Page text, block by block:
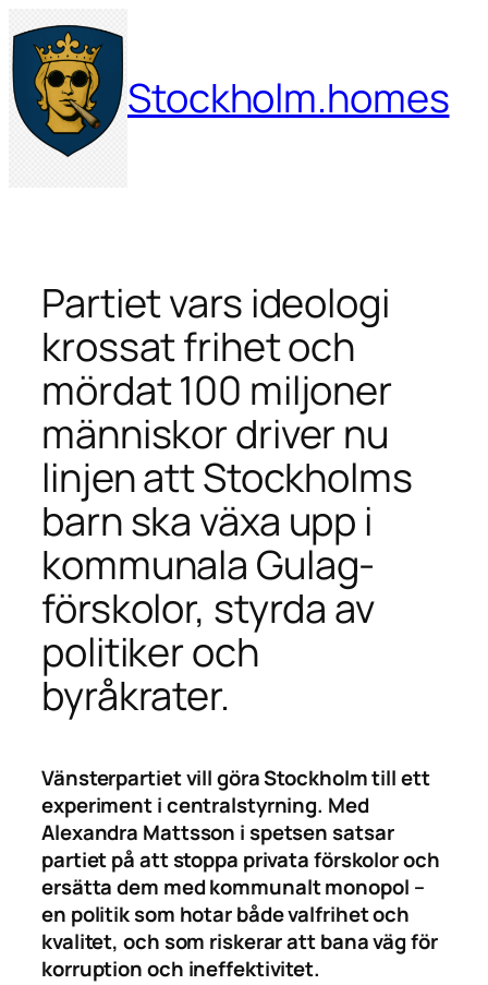
Hoppa
till
innehåll
Stockholm.homes
Partiet vars ideologi
krossat frihet och
mördat 100 miljoner
människor driver nu
linjen att Stockholms
barn ska växa upp i
kommunala Gulag-
förskolor, styrda av
politiker och
byråkrater.
Vänsterpartiet vill göra Stockholm till ett
experiment i centralstyrning. Med
Alexandra Mattsson i spetsen satsar
partiet på att stoppa privata förskolor och
ersätta dem med kommunalt monopol –
en politik som hotar både valfrihet och
kvalitet, och som riskerar att bana väg för
korruption och ineffektivitet.